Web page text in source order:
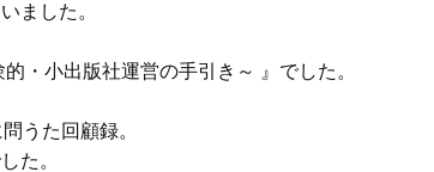
ました。
・小出版社運営の手引き～ 』でした。
うた回顧録。
た。